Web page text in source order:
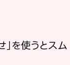
」を使うとスム